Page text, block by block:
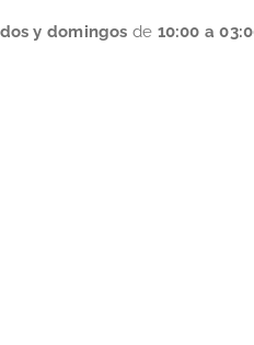
y domingos de 10:00 a